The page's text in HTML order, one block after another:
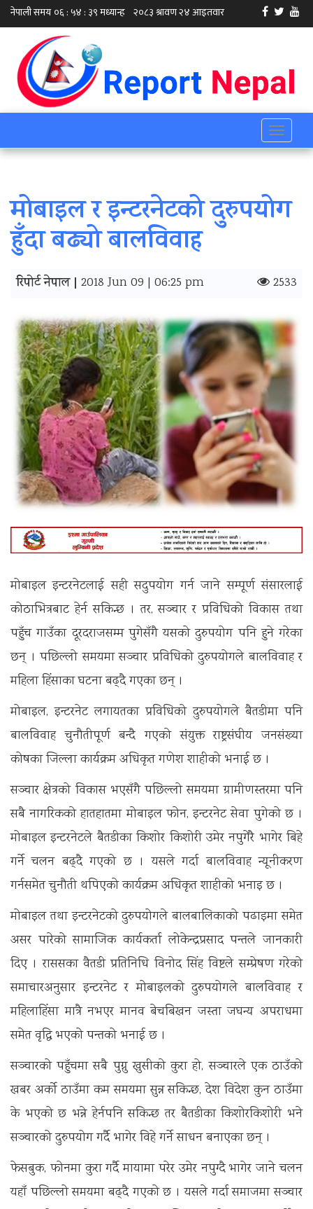
Toggle
मोबाइल र इन्टरनेटको दुरुपयोग
हुँदा बढ्यो बालविवाह
रिपोर्ट नेपाल | 2018 Jun 09 | 06:25 pm 2533
मोबाइल इन्टरनेटलाई सही सदुपयोग गर्न जाने सम्पूर्ण संसारलाई
कोठाभित्रबाट हेर्न सकिन्छ । तर, सञ्चार र प्रविधिको विकास तथा
पहुँच गाउँका दूरदराजसम्म पुगेसँगै यसको दुरुपयोग पनि हुने गरेका
छन् । पछिल्लो समयमा सञ्चार प्रविधिको दुरुपयोगले बालविवाह र
महिला हिंसाका घटना बढ्दै गएका छन् ।
मोबाइल, इन्टरनेट लगायतका प्रविधिको दुरुपयोगले बैतडीमा पनि
बालविवाह चुनौतीपूर्ण बन्दै गएको संयुक्त राष्ट्रसंघीय जनसंख्या
कोषका जिल्ला कार्यक्रम अधिकृत गणेश शाहीको भनाई छ ।
सञ्चार क्षेत्रको विकास भएसँगै पछिल्लो समयमा ग्रामीणस्तरमा पनि
सबै नागरिकको हातहातमा मोबाइल फोन, इन्टरनेट सेवा पुगेको छ ।
मोबाइल इन्टरनेटले बैतडीका किशोर किशोरी उमेर नपुगेरै भागेर बिहे
गर्ने चलन बढ्दै गएको छ । यसले गर्दा बालविवाह न्यूनीकरण
गर्नसमेत चुनौती थपिएको कार्यक्रम अधिकृत शाहीको भनाइ छ ।
मोबाइल तथा इन्टरनेटको दुरुपयोगले बालबालिकाको पढाइमा समेत
असर पारेको सामाजिक कार्यकर्ता लोकेन्द्रप्रसाद पन्तले जानकारी
दिए । राससका वैतडी प्रतिनिधि विनोद सिंह विष्टले सम्प्रेषण गरेको
समाचारअनुसार इन्टरनेट र मोबाइलको दुरुपयोगले बालविवाह र
महिलाहिंसा मात्रै नभएर मानव बेचबिखन जस्ता जघन्य अपराधमा
समेत वृद्धि भएको पन्तको भनाई छ ।
सञ्चारको पहुँचमा सबै पुग्नु खुसीको कुरा हो, सञ्चारले एक ठाउँको
खबर अर्को ठाउँमा कम समयमा सुन्न सकिन्छ, देश विदेश कुन ठाउँमा
के भएको छ भन्ने हेर्नपनि सकिन्छ तर बैतडीका किशोरकिशोरी भने
सञ्चारको दुरुपयोग गर्दै भागेर विहे गर्ने साधन बनाएका छन् ।
फेसबुक, फोनमा कुरा गर्दै मायामा परेर उमेर नपुग्दै भागेर जाने चलन
यहाँ पछिल्लो समयमा बढ्दै गएको छ । यसले गर्दा समाजमा सञ्चार